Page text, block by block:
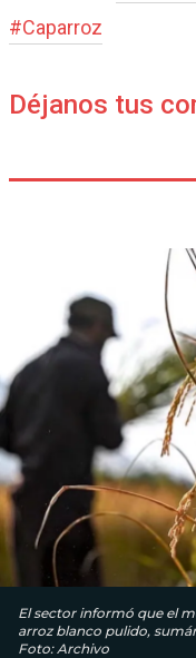
#Caparroz
Déjanos tus
El sector informó que el
arroz blanco pulido,
Foto: Archivo